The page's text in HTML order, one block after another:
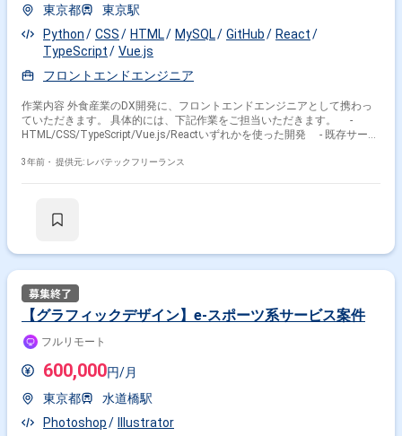
東京都
東京駅
Python
CSS HTML MySQL GitHub
React
TypeScript
Vue.js
フロントエンドエンジニア
作業内容 外食産業のDX開発に、フロントエンドエンジニアとして携わっ
ていただきます。 具体的には、下記作業をご担当いただきます。 -
HTML/CSS/TypeScript/Vue.js/Reactいずれかを使った開発 - 既存サービ
ザイナーとの協業
3年前・ 提供元: レバテックフリーランス
【グラフィックデザイン】e-スポーツ系サービス案件
フルリモート
600,000円/月
東京都
水道橋駅
Photoshop
Illustrator